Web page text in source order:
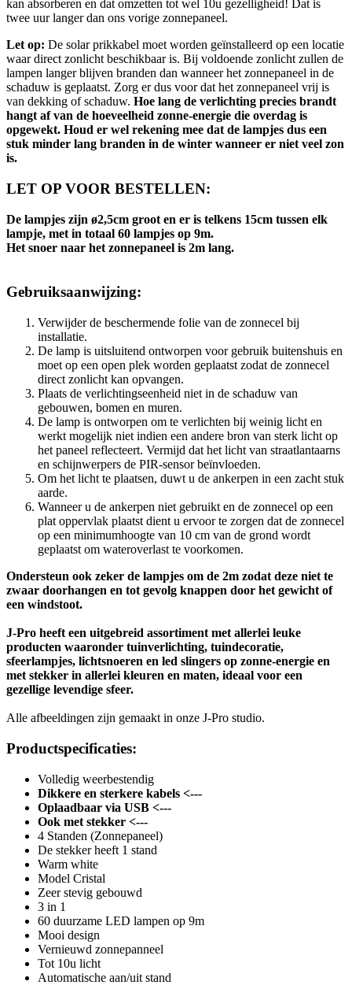
kan absorberen en dat omzetten tot wel 10u gezelligheid! Dat is
twee uur langer dan ons vorige zonnepaneel.
Let op: De solar prikkabel moet worden geïnstalleerd op een locatie
waar direct zonlicht beschikbaar is. Bij voldoende zonlicht zullen de
lampen langer blijven branden dan wanneer het zonnepaneel in de
schaduw is geplaatst. Zorg er dus voor dat het zonnepaneel vrij is
van dekking of schaduw. Hoe lang de verlichting precies brandt
hangt af van de hoeveelheid zonne-energie die overdag is
opgewekt. Houd er wel rekening mee dat de lampjes dus een
stuk minder lang branden in de winter wanneer er niet veel zon
is.
LET OP VOOR BESTELLEN:
De lampjes zijn ø2,5cm groot en er is telkens 15cm tussen elk
lampje, met in totaal 60 lampjes op 9m.
Het snoer naar het zonnepaneel is 2m lang.
Gebruiksaanwijzing:
Verwijder de beschermende folie van de zonnecel bij
installatie.
De lamp is uitsluitend ontworpen voor gebruik buitenshuis en
moet op een open plek worden geplaatst zodat de zonnecel
direct zonlicht kan opvangen.
Plaats de verlichtingseenheid niet in de schaduw van
gebouwen, bomen en muren.
De lamp is ontworpen om te verlichten bij weinig licht en
werkt mogelijk niet indien een andere bron van sterk licht op
het paneel reflecteert. Vermijd dat het licht van straatlantaarns
en schijnwerpers de PIR-sensor beïnvloeden.
Om het licht te plaatsen, duwt u de ankerpen in een zacht stuk
aarde.
Wanneer u de ankerpen niet gebruikt en de zonnecel op een
plat oppervlak plaatst dient u ervoor te zorgen dat de zonnecel
op een minimumhoogte van 10 cm van de grond wordt
geplaatst om wateroverlast te voorkomen.
Ondersteun ook zeker de lampjes om de 2m zodat deze niet te
zwaar doorhangen en tot gevolg knappen door het gewicht of
een windstoot.
J-Pro heeft een uitgebreid assortiment met allerlei leuke
producten waaronder tuinverlichting, tuindecoratie,
sfeerlampjes, lichtsnoeren en led slingers op zonne-energie en
met stekker in allerlei kleuren en maten, ideaal voor een
gezellige levendige sfeer.
Alle afbeeldingen zijn gemaakt in onze J-Pro studio.
Productspecificaties:
Volledig weerbestendig
Dikkere en sterkere kabels <---
Oplaadbaar via USB <---
Ook met stekker <---
4 Standen (Zonnepaneel)
De stekker heeft 1 stand
Warm white
Model Cristal
Zeer stevig gebouwd
3 in 1
60 duurzame LED lampen op 9m
Mooi design
Vernieuwd zonnepanneel
Tot 10u licht
Automatische aan/uit stand